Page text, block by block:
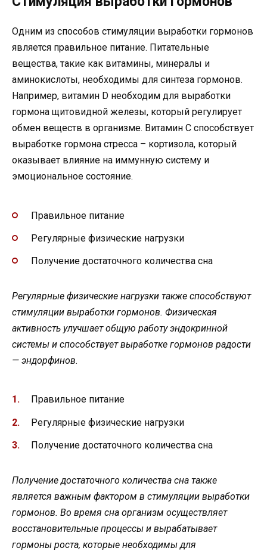
Одним из способов стимуляции выработки гормонов
является правильное питание. Питательные
вещества, такие как витамины, минералы и
аминокислоты, необходимы для синтеза гормонов.
Например, витамин D необходим для выработки
гормона щитовидной железы, который регулирует
обмен веществ в организме. Витамин С способствует
выработке гормона стресса – кортизола, который
оказывает влияние на иммунную систему и
эмоциональное состояние.
Правильное питание
Регулярные физические нагрузки
Получение достаточного количества сна
Регулярные физические нагрузки также способствуют
стимуляции выработки гормонов. Физическая
активность улучшает общую работу эндокринной
системы и способствует выработке гормонов радости
— эндорфинов.
Правильное питание
Регулярные физические нагрузки
Получение достаточного количества сна
Получение достаточного количества сна также
является важным фактором в стимуляции выработки
гормонов. Во время сна организм осуществляет
восстановительные процессы и вырабатывает
гормоны роста, которые необходимы для